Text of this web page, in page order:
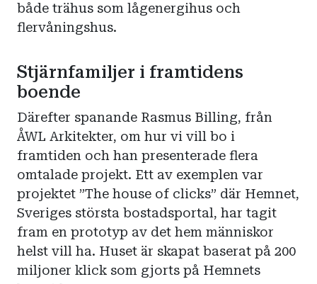
både trähus som lågenergihus och
flervåningshus.
Stjärnfamiljer i framtidens
boende
Därefter spanande Rasmus Billing, från
ÅWL Arkitekter, om hur vi vill bo i
framtiden och han presenterade flera
omtalade projekt. Ett av exemplen var
projektet ”The house of clicks” där Hemnet,
Sveriges största bostadsportal, har tagit
fram en prototyp av det hem människor
helst vill ha. Huset är skapat baserat på 200
miljoner klick som gjorts på Hemnets